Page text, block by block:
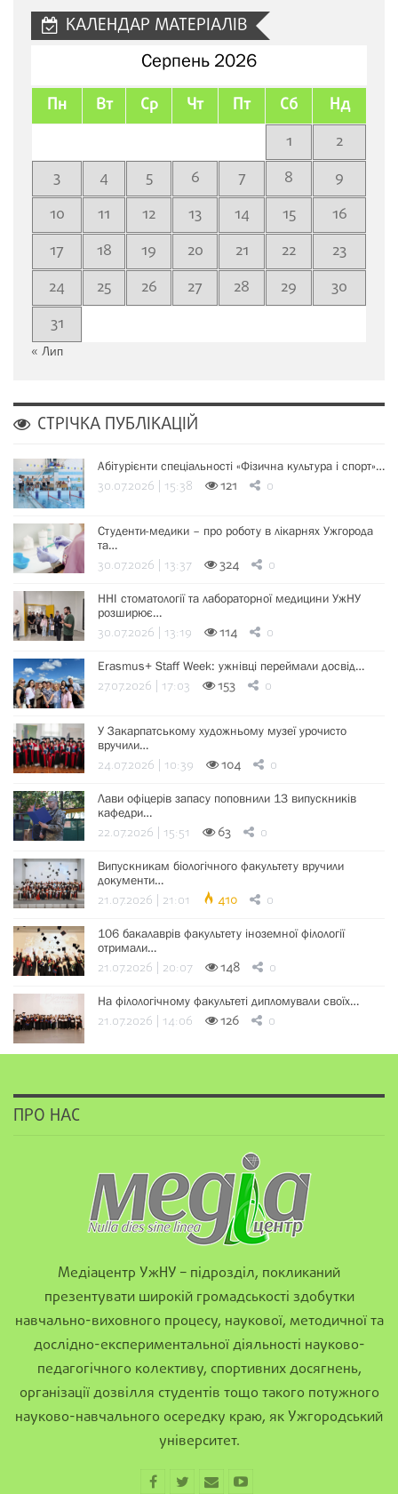
КАЛЕНДАР МАТЕРІАЛІВ
Серпень 2026
Пн Вт Ср Чт Пт Сб Нд
1
2
3
4 5 6 7 8
9
10
11 12 13 14 15
16
17
18 19 20 21 22
23
24
25 26 27 28 29
30
31
« Лип
СТРІЧКА ПУБЛІКАЦІЙ
Абітурієнти спеціальності «Фізична культура і спорт»…
30.07.2026 | 15:38 121 0
Студенти-медики – про роботу в лікарнях Ужгорода
та…
30.07.2026 | 13:37 324 0
ННІ стоматології та лабораторної медицини УжНУ
розширює…
30.07.2026 | 13:19 114 0
Erasmus+ Staff Week: ужнівці переймали досвід…
27.07.2026 | 17:03 153 0
У Закарпатському художньому музеї урочисто
вручили…
24.07.2026 | 10:39 104 0
Лави офіцерів запасу поповнили 13 випускників
кафедри…
22.07.2026 | 15:51 63 0
Випускникам біологічного факультету вручили
документи…
21.07.2026 | 21:01 410 0
106 бакалаврів факультету іноземної філології
отримали…
21.07.2026 | 20:07 148 0
На філологічному факультеті дипломували своїх…
21.07.2026 | 14:06 126 0
ПРО НАС
Медіацентр УжНУ – підрозділ, покликаний
презентувати широкій громадськості здобутки
навчально-виховного процесу, наукової, методичної та
дослідно-експериментальної діяльності науково-
педагогічного колективу, спортивних досягнень,
організації дозвілля студентів тощо такого потужного
науково-навчального осередку краю, як Ужгородський
університет.